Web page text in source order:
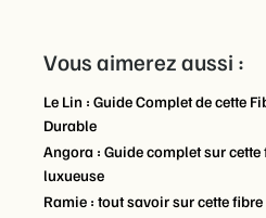
Vous aimerez aussi :
Le Lin : Guide Complet de cette
Durable
Angora : Guide complet sur
luxueuse
Ramie : tout savoir sur cette